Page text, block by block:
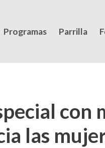
Programas Parrilla
con
las